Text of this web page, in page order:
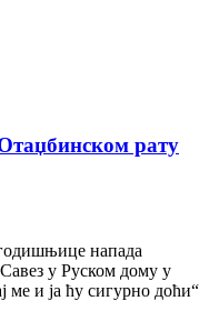
рату
напада
у Руском дому у
ме и ја ћу сигурно доћи“